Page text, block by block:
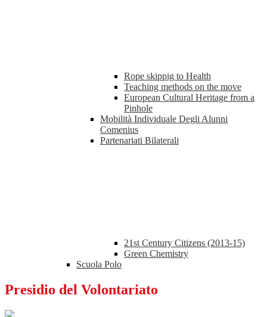
Rope skippig to Health
Teaching methods on the move
European Cultural Heritage from a
Pinhole
Mobilità Individuale Degli Alunni
Comenius
Partenariati Bilaterali
21st Century Citizens (2013-15)
Green Chemistry
Scuola Polo
Presidio del Volontariato